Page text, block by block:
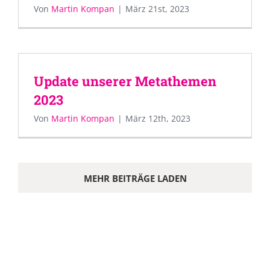
Von Martin Kompan | März 21st, 2023
Update unserer Metathemen
2023
Von Martin Kompan | März 12th, 2023
MEHR BEITRÄGE LADEN